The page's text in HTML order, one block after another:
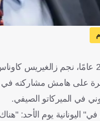
أكد لاعب الارتكاز الأمريكي موسى
على هامش مشاركته في
في الميركاتو الصيفي.
اليونانية يوم الأحد: